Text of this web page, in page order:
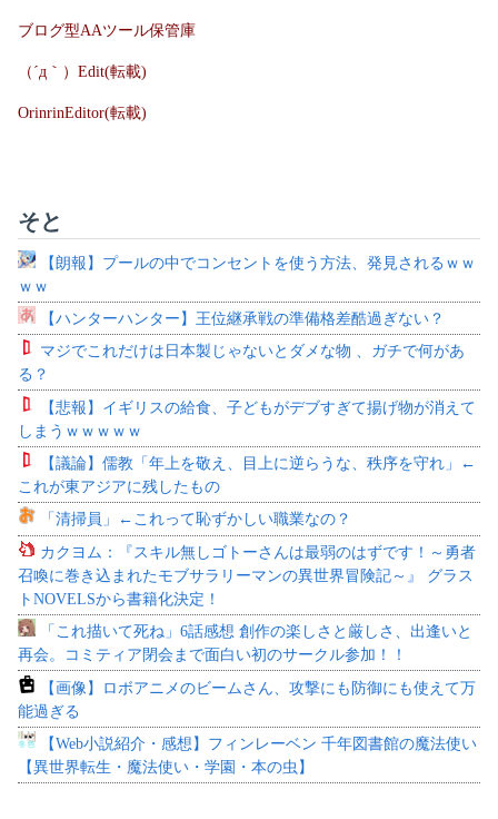
ブログ型AAツール保管庫
（´д｀）Edit(転載)
OrinrinEditor(転載)
そと
【朗報】プールの中でコンセントを使う方法、発見されるｗｗ
ｗｗ
【ハンターハンター】王位継承戦の準備格差酷過ぎない？
マジでこれだけは日本製じゃないとダメな物 、ガチで何があ
る？
【悲報】イギリスの給食、子どもがデブすぎて揚げ物が消えて
しまうｗｗｗｗｗ
【議論】儒教「年上を敬え、目上に逆らうな、秩序を守れ」←
これが東アジアに残したもの
「清掃員」←これって恥ずかしい職業なの？
カクヨム：『スキル無しゴトーさんは最弱のはずです！～勇者
召喚に巻き込まれたモブサラリーマンの異世界冒険記～』 グラス
トNOVELSから書籍化決定！
「これ描いて死ね」6話感想 創作の楽しさと厳しさ、出逢いと
再会。コミティア閉会まで面白い初のサークル参加！！
【画像】ロボアニメのビームさん、攻撃にも防御にも使えて万
能過ぎる
【Web小説紹介・感想】フィンレーベン 千年図書館の魔法使い
【異世界転生・魔法使い・学園・本の虫】